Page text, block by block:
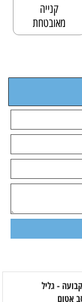
קנייה
מאובטחת
קבועה - גליל
אטום